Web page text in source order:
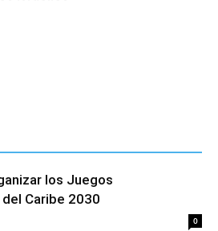
los Juegos
Caribe 2030
0